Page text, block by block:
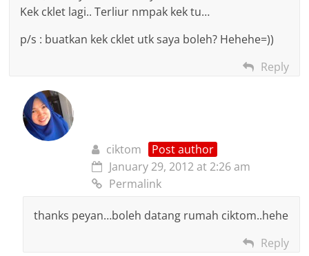
Kek cklet lagi.. Terliur nmpak kek tu…
p/s : buatkan kek cklet utk saya boleh? Hehehe=))
Reply
ciktom
Post author
January 29, 2012 at 2:26 am
Permalink
thanks peyan…boleh datang rumah ciktom..hehe
Reply